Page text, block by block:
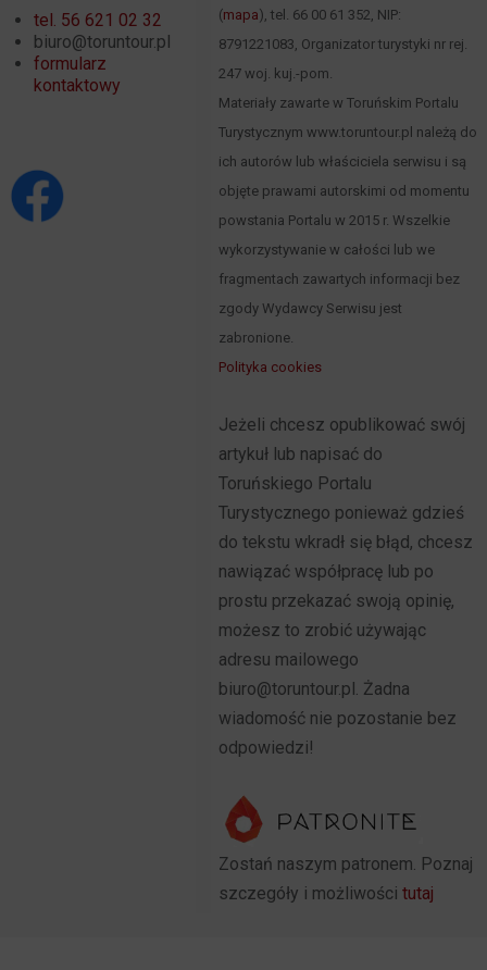
tel. 56 621 02 32
biuro@toruntour.pl
formularz
kontaktowy
(mapa), tel. 66 00 61 352, NIP:
8791221083, Organizator turystyki nr rej.
247 woj. kuj.-pom.
Materiały zawarte w Toruńskim Portalu
Turystycznym www.toruntour.pl należą do
ich autorów lub właściciela serwisu i są
objęte prawami autorskimi od momentu
powstania Portalu w 2015 r. Wszelkie
wykorzystywanie w całości lub we
fragmentach zawartych informacji bez
zgody Wydawcy Serwisu jest
zabronione.
Polityka cookies
Jeżeli chcesz opublikować swój
artykuł lub napisać do
Toruńskiego Portalu
Turystycznego ponieważ gdzieś
do tekstu wkradł się błąd, chcesz
nawiązać współpracę lub po
prostu przekazać swoją opinię,
możesz to zrobić używając
adresu mailowego
biuro@toruntour.pl. Żadna
wiadomość nie pozostanie bez
odpowiedzi!
Zostań naszym patronem. Poznaj
szczegóły i możliwości tutaj